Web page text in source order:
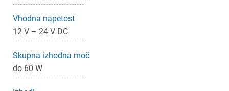
Vhodna napetost
12 V – 24 V DC
Skupna izhodna moč
do 60 W
Prijava